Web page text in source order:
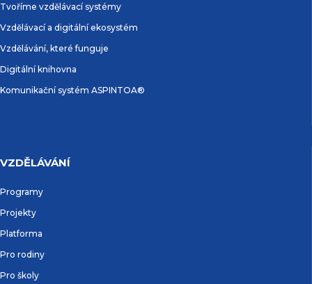
Tvoříme vzdělávací systémy
Vzdělávací a digitální ekosystém
Vzdělávání, které funguje
Digitální knihovna
Komunikační systém ASPINTOA®
VZDĚLÁVÁNÍ
Programy
Projekty
Platforma
Pro rodiny
Pro školy